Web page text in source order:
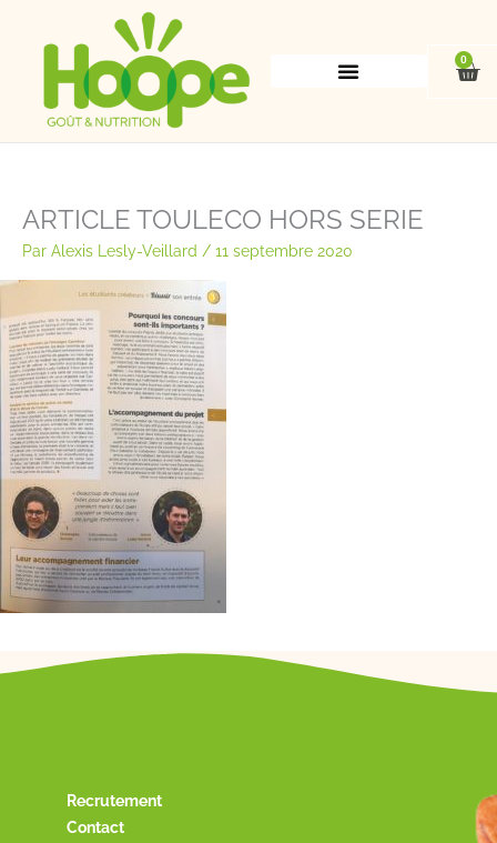
0
ARTICLE TOULECO HORS SERIE
Par Alexis Lesly-Veillard / 11 septembre 2020
Recrutement
Contact